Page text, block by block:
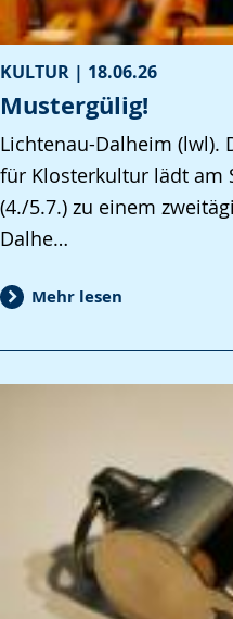
KULTUR | 18.06.26
Mustergülig!
Lichtenau-Dalheim (lwl).
für Klosterkultur lädt am
(4./5.7.) zu einem
Dalhe…
Mehr lesen